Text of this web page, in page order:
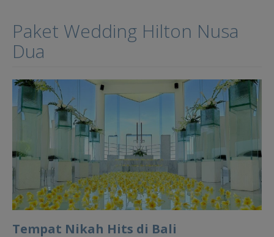
Paket Wedding Hilton Nusa
Dua
Tempat Nikah Hits di Bali